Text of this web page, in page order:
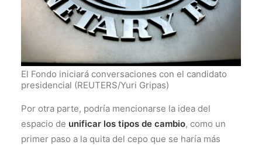
El Fondo iniciará conversaciones con el candidato
presidencial (REUTERS/Yuri Gripas)
Por otra parte, podría mencionarse la idea del
espacio de unificar los tipos de cambio, como un
primer paso a la quita del cepo que se haría más